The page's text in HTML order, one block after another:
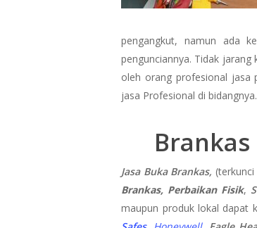
pengangkut, namun ada
pengunciannya. Tidak
oleh orang profesional jasa
jasa Profesional di bidangnya.
Jasa Buka Brankas,
Brankas, Perbaikan Fisik,
maupun produk lokal dapat